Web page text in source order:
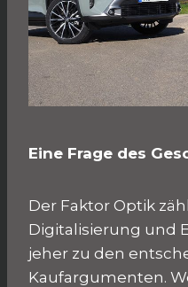
Eine Frage des
Der Faktor Optik
Digitalisierung und
jeher zu den
Kaufargumenten.